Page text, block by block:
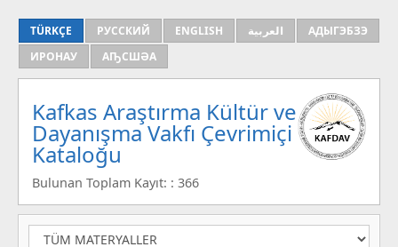
TÜRKÇE РУССКИЙ ENGLISH العربية
АДЫГЭБЗЭ
ИРОНАУ
АҦСШӘА
Kafkas Araştırma Kültür ve
Dayanışma Vakfı Çevrimiçi
Kataloğu
Bulunan Toplam Kayıt: : 366